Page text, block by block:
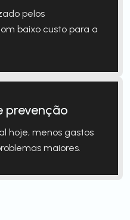
pelos
baixo custo para a
prevenção
hoje, menos gastos
maiores.